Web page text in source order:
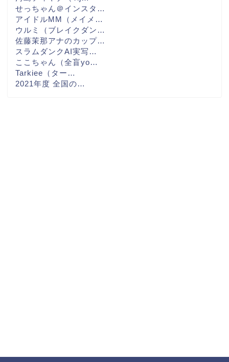
せっちゃん＠インスタ…
アイドルMM（メイメ…
ウルミ（ブレイクダン…
佐藤茉那アナのカップ…
スラムダンクAI実写…
ここちゃん（全盲yo…
Tarkiee（ター…
2021年度 全国の…